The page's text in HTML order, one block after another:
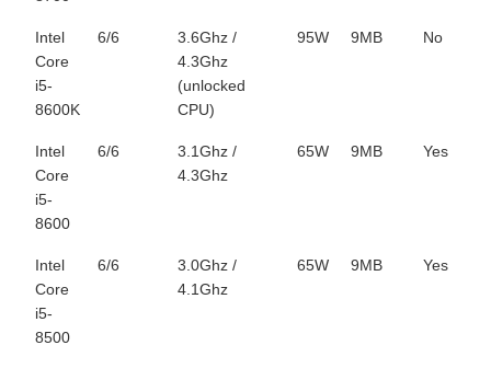
Intel
Core
i5-
8600K
6/6
3.6Ghz /
4.3Ghz
(unlocked
CPU)
95W 9MB No
Intel
Core
i5-
8600
6/6
3.1Ghz /
4.3Ghz
65W 9MB Yes
Intel
Core
i5-
8500
6/6
3.0Ghz /
4.1Ghz
65W 9MB Yes